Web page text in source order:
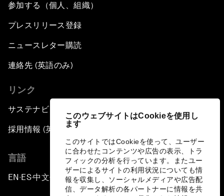
このウェブサイトはCookieを使用し
ます
このサイトではCookieを使って、ユーザー
に合わせたコンテンツや広告の表示、トラ
フィックの分析を行っています。またユー
ザーによるサイトの利用状況についても情
報を収集し、ソーシャルメディアや広告配
信、データ解析の各パートナーに情報を共
参加する（個人、組織）
プレスリリース登録
ニュースレター購読
連絡先 (英語のみ)
リンク
サステナビリティへの取り組み
採用情報 (英語のみ)
言語
EN ▪ES▪中文▪ 日本語